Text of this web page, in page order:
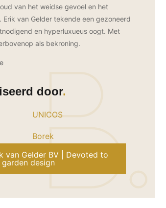
van het weidse gevoel en het
van Gelder tekende een gezoneerd
en hyperluxueus oogt. Met
als bekroning.
door
UNICOS
Borek
van Gelder BV | Devoted to
garden design